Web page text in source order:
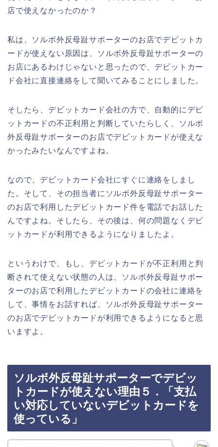
店で使えなかったのか？
私は、ソルボ外反母趾サポーターのお店でデビットカ
ードが使えない原因は、ソルボ外反母趾サポーターの
お店にあるわけじゃないと思ったので、デビットカー
ド会社に直接連絡をして聞いてみることにしました。
そしたら、デビットカード会社の方で、自動的にデビ
ットカードの不正利用と判断していたらしく、ソルボ
外反母趾サポーターのお店でデビットカードが使えな
かったみたいなんですよね。
なので、デビットカード会社にすぐに連絡をしまし
た。そして、その担当者にソルボ外反母趾サポーター
のお店で利用したデビットカード件を電話でお話した
んですよね。そしたら、その後は、何の問題なくデビ
ットカードが利用できるようになりましたよ。
というわけで、もし、デビットカードが不正利用と判
断されて使えない状態の人は、ソルボ外反母趾サポー
ターのお店で利用したデビットカードの会社に連絡を
して、事情をお話すれば、ソルボ外反母趾サポーター
のお店でデビットカードが利用できるようになると思
いますよ。
ソルボ外反母趾サポーターでデビッ
トカードが使えない理由５．「支払
い対応していないデビットカードを
使っている」